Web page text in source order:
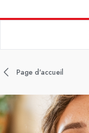
Page d'accueil